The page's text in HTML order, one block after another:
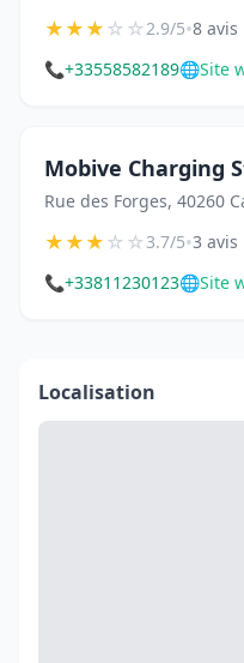
★★★☆☆2.9/5•8 avis
📞+33558582189🌐Site
Mobive Charging
Rue des Forges, 40260
★★★☆☆3.7/5•3 avis
📞+33811230123🌐Site
Localisation